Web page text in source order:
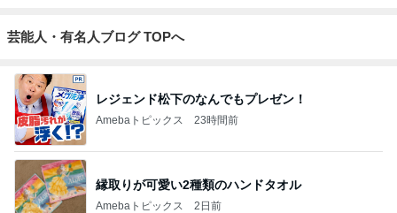
芸能人・有名人ブログ TOPへ
レジェンド松下のなんでもプレゼン！
Amebaトピックス 23時間前
縁取りが可愛い2種類のハンドタオル
Amebaトピックス 2日前